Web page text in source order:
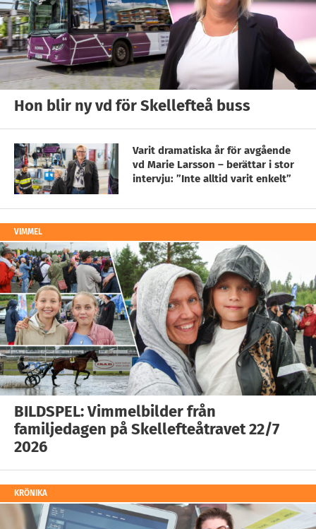
Hon blir ny vd för Skellefteå buss
Varit dramatiska år för avgående
vd Marie Larsson – berättar i stor
intervju: ”Inte alltid varit enkelt”
VIMMEL
BILDSPEL: Vimmelbilder från
familjedagen på Skellefteåtravet 22/7
2026
KRÖNIKA